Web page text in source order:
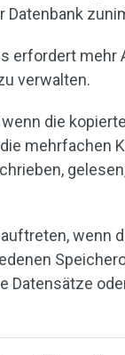
Datenbank
erfordert mehr
verwalten.
die
mehrfachen
wenn
Datensätze